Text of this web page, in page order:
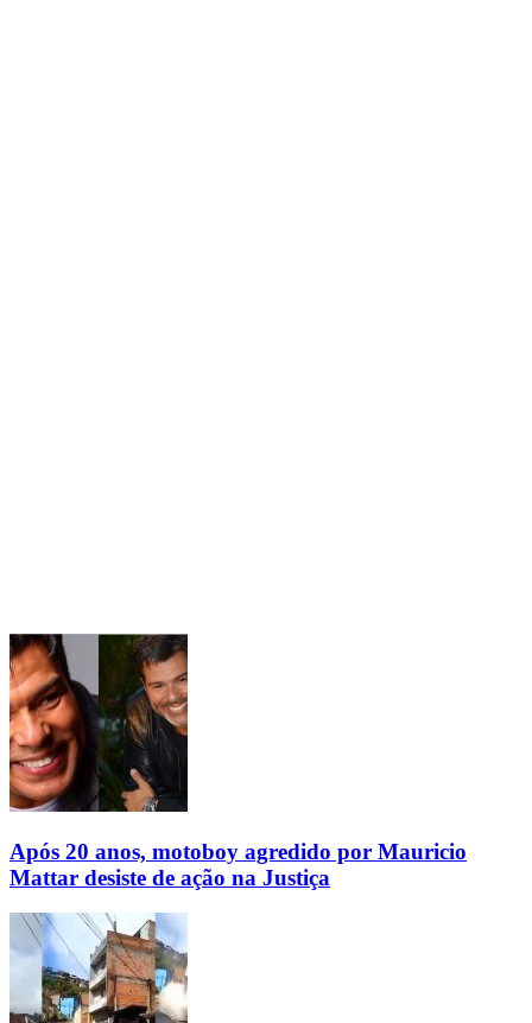
Após 20 anos, motoboy agredido por Mauricio
Mattar desiste de ação na Justiça